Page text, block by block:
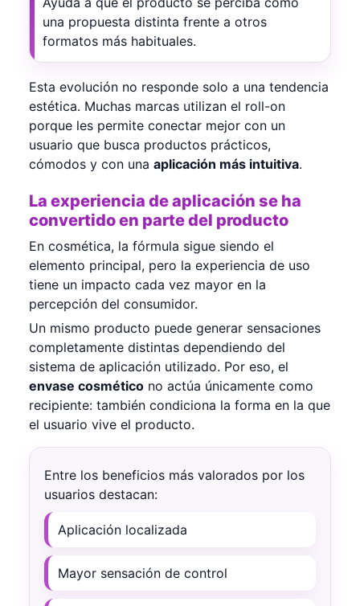
una propuesta distinta frente a otros
formatos más habituales.
Esta evolución no responde solo a una tendencia
estética. Muchas marcas utilizan el roll-on
porque les permite conectar mejor con un
usuario que busca productos prácticos,
cómodos y con una aplicación más intuitiva.
La experiencia de aplicación se ha
convertido en parte del producto
En cosmética, la fórmula sigue siendo el
elemento principal, pero la experiencia de uso
tiene un impacto cada vez mayor en la
percepción del consumidor.
Un mismo producto puede generar sensaciones
completamente distintas dependiendo del
sistema de aplicación utilizado. Por eso, el
envase cosmético no actúa únicamente como
recipiente: también condiciona la forma en la que
el usuario vive el producto.
Entre los beneficios más valorados por los
usuarios destacan:
Aplicación localizada
Mayor sensación de control